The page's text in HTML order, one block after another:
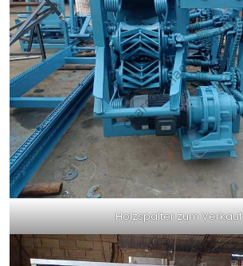
Holzspalter zum Verkauf